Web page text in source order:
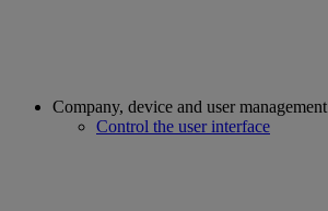
Company, device and user management
Control the user interface